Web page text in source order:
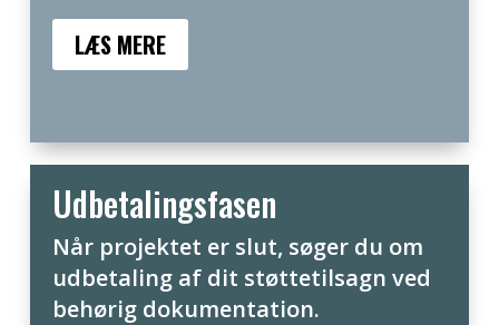
LÆS MERE
Udbetalingsfasen
Når projektet er slut, søger du om
udbetaling af dit støttetilsagn ved
behørig dokumentation.